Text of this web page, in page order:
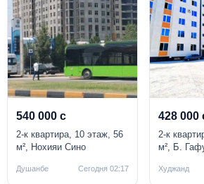
540 000 с
2-к квартира, 10 этаж, 56
м², Нохияи Сино
Душанбе Сегодня 02:17
428 000
2-к
м², Б.
Худжанд